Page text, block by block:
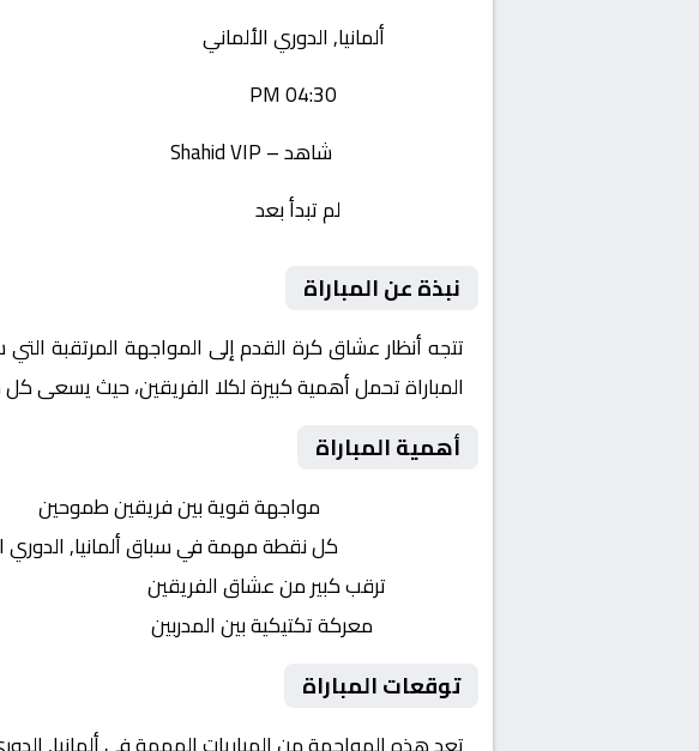
ألمانيا, الدوري الألماني
شاهد – Shahid VIP
لم تبدأ بعد
نبذة عن المباراة
تتجه أنظار عشاق كرة القدم إلى المواجهة المرتقبة
المباراة تحمل أهمية كبيرة لكلا الفريقين، حيث يسعى
أهمية المباراة
مواجهة قوية بين فريقين طموحين
كل نقطة مهمة في سباق ألمانيا, الدوري
ترقب كبير من عشاق الفريقين
معركة تكتيكية بين المدربين
توقعات المباراة